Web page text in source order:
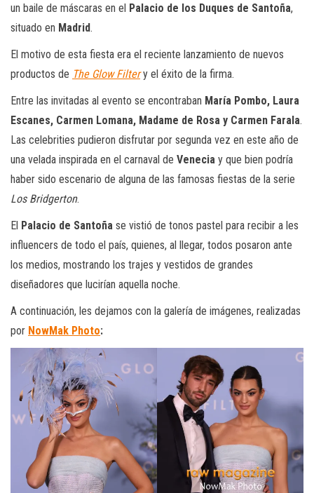
un baile de máscaras en el Palacio de los Duques de Santoña,
situado en Madrid.
El motivo de esta fiesta era el reciente lanzamiento de nuevos
productos de The Glow Filtery el éxito de la firma.
Entre las invitadas al evento se encontraban María Pombo, Laura
Escanes, Carmen Lomana, Madame de Rosa y Carmen Farala.
Las celebrities pudieron disfrutar por segunda vez en este año de
una velada inspirada en el carnaval de Venecia y que bien podría
haber sido escenario de alguna de las famosas fiestas de la serie
Los Bridgerton.
El Palacio de Santoña se vistió de tonos pastel para recibir a les
influencers de todo el país, quienes, al llegar, todos posaron ante
los medios, mostrando los trajes y vestidos de grandes
diseñadores que lucirían aquella noche.
A continuación, les dejamos con la galería de imágenes, realizadas
por NowMak Photo: